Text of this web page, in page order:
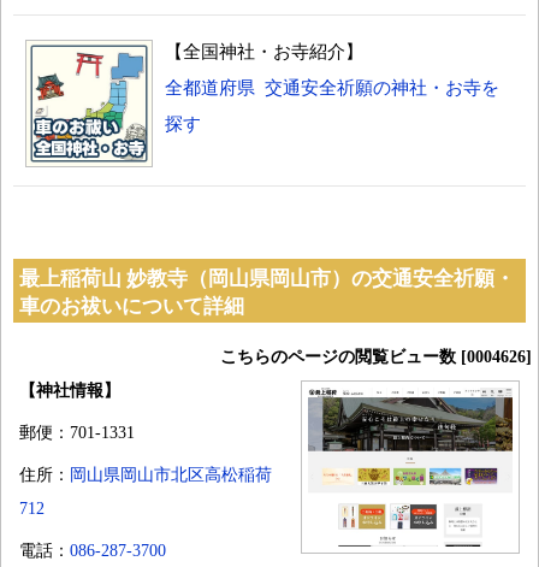
【全国神社・お寺紹介】
全都道府県 交通安全祈願の神社・お寺を
探す
最上稲荷山 妙教寺（岡山県岡山市）の交通安全祈願・
車のお祓いについて詳細
こちらのページの閲覧ビュー数 [0004626]
【神社情報】
郵便：701-1331
住所： 岡山県岡山市北区高松稲荷
712
電話： 086-287-3700